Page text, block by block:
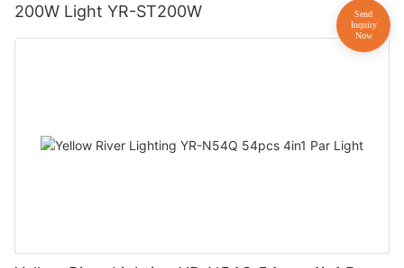
200W Light YR-ST200W